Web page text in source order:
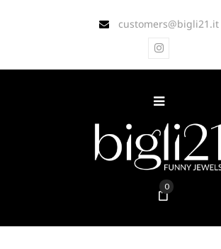
customers@bigli21.it
0